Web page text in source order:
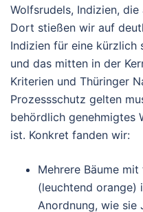
Wolfsrudels, Indizien,
Dort stießen wir auf
Indizien für eine kürzlich
und das mitten in der
Kriterien und Thüringer
Prozessschutz gelten
behördlich genehmigtes
ist. Konkret fanden wir:
Mehrere Bäume
(leuchtend orange)
Anordnung, wie sie